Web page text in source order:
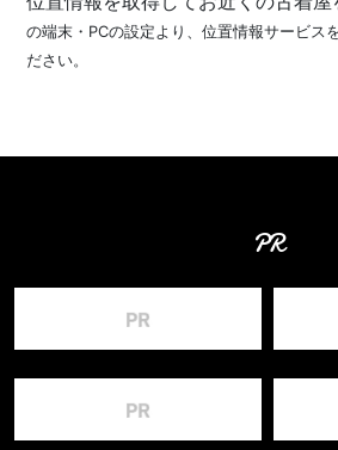
の端末・PCの設定より、位置情報サービス
ださい。
PR